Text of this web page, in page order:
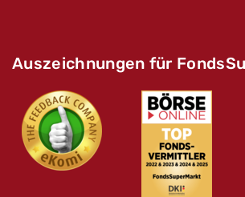
Auszeichnungen für